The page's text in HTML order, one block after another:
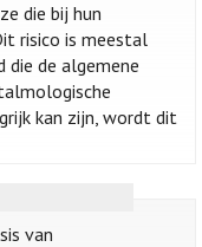
die bij hun
risico is meestal
die de algemene
kan zijn, wordt dit
van